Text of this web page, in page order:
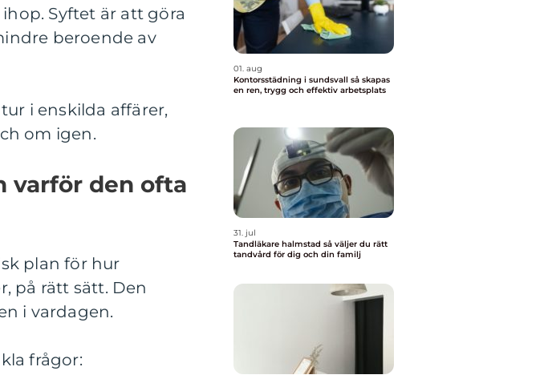
Syftet är att göra
beroende av
i enskilda affärer,
om igen.
varför den ofta
plan för hur
på rätt sätt. Den
i vardagen.
frågor:
01. aug
Kontorsstädning i sundsvall så skapas
en ren, trygg och effektiv arbetsplats
31. jul
Tandläkare halmstad så väljer du rätt
tandvård för dig och din familj